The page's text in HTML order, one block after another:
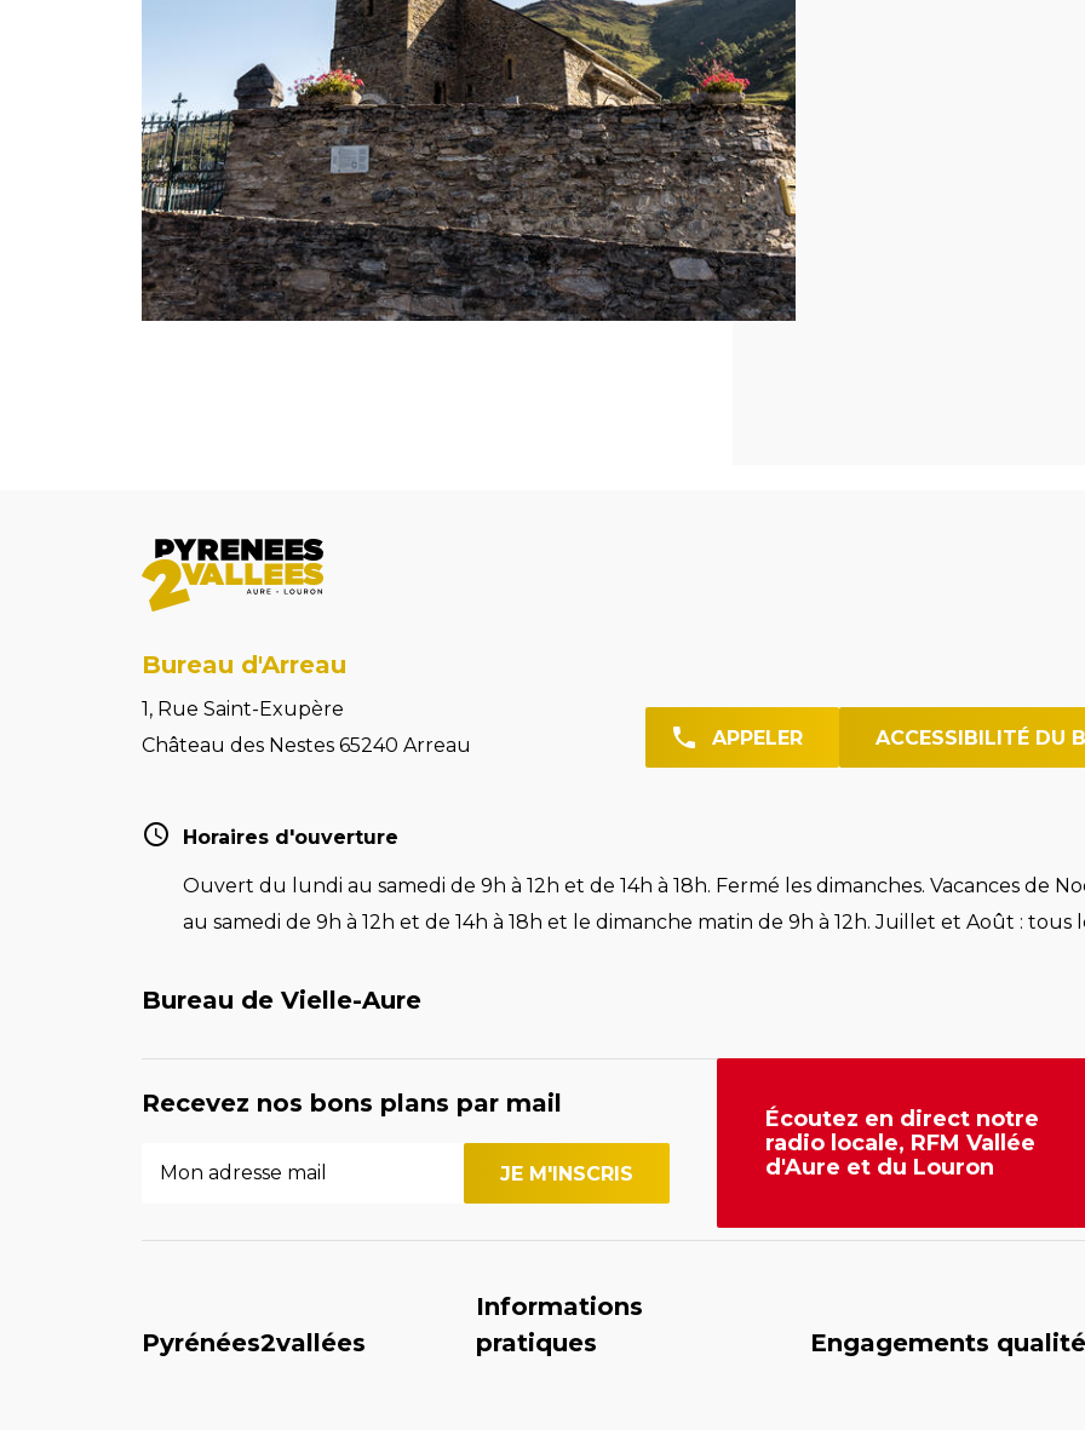
Bureau d'Arreau
1, Rue Saint-Exupère
Château des Nestes 65240 Arreau
APPELER ACCESSIBILITÉ DU
Horaires d'ouverture
Ouvert du lundi au samedi de 9h à 12h et de 14h à 18h. Fermé les dimanches. Vacances de
au samedi de 9h à 12h et de 14h à 18h et le dimanche matin de 9h à 12h. Juillet et Août : tous
Bureau de Vielle-Aure
Recevez nos bons plans par mail
Écoutez en direct notre
radio locale, RFM Vallée
d'Aure et du Louron
Pyrénées2vallées
Informations
pratiques
Engagements qualité